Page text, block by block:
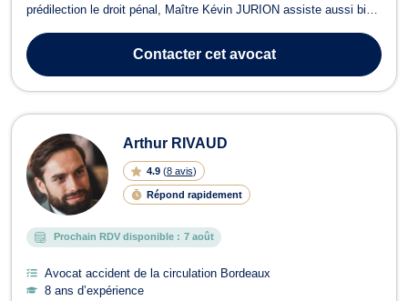
prédilection le droit pénal, Maître Kévin JURION assiste aussi bien
pénale (garde à vue, instruction, CRPC, rétention judiciaire,
prononcé du jugement et am...
Contactercet avocat
Arthur RIVAUD
4.9 (8 avis)
Répond rapidement
Prochain RDV disponible : 7 août
Avocat accident de la circulation Bordeaux
8 ans d’expérience